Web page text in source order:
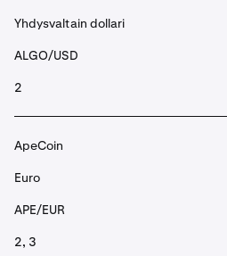
Yhdysvaltain dollari
ALGO/USD
2
ApeCoin
Euro
APE/EUR
2, 3